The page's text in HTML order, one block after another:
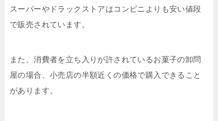
スーパーやドラックストアはコンビニよりも安い値段
で販売されています。
また、消費者を立ち入りが許されているお菓子の卸問
屋の場合、小売店の半額近くの価格で購入できること
があります。